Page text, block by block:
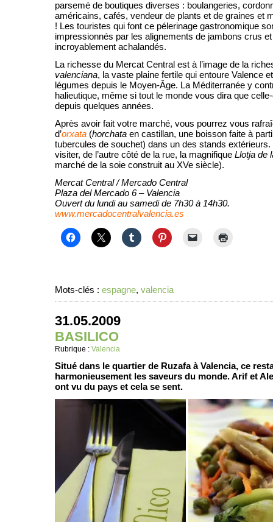
parsemé de boutiques diverses : boulangeries,
américains, cafés, vendeur de plants et de graines et
! Les touristes qui font ce pélerinage gastronomique
impressionnés par les alignements de jambons crus
incroyablement achalandés.
La richesse du Mercat Central est à l’image de la
valenciana, la vaste plaine fertile qui entoure Valence
légumes depuis le Moyen-Âge. La Méditerranée y
halieutique, même si tout le monde vous dira que
depuis quelques années.
Après avoir fait votre marché, vous pourrez vous
d’orxata (horchata en castillan, une boisson faite à
tubercules de souchet) dans un des stands extérieurs.
visiter, de l’autre côté de la rue, la magnifique Llotja de
marché de la soie construit au XVe siècle).
Mercat Central / Mercado Central
Plaza del Mercado 6 – Valencia
Ouvert du lundi au samedi de 7h30 à 14h30.
www.mercadocentralvalencia.es
Mots-clés : espagne, valencia
31.05.2009
BASILICO
Rubrique : Valencia
Situé dans le quartier de Ruzafa à Valencia, ce
harmonieusement les saveurs du monde. Arif et
ont vu du pays et cela se sent.